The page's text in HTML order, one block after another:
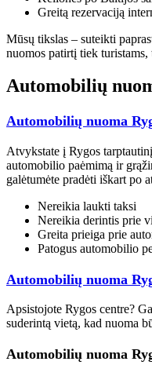
Greitą rezervaciją
Mūsų tikslas – suteikti
nuomos patirtį tiek
Automobilių
Automobilių nuoma
Atvykstate į Rygos
automobilio paėmimą ir
galėtumėte pradėti iškart po
Nereikia laukti taksi
Nereikia derintis prie
Greita prieiga prie
Patogus automobilio
Automobilių nuoma
Apsistojote Rygos centre?
suderintą vietą, kad nuoma
Automobilių nuoma